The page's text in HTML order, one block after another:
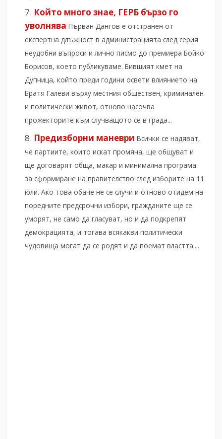
Който много знае, ГЕРБ бързо го
уволнява Първан Дангов е отстранен от
експертна длъжност в администрацията след серия
неудобни въпроси и лично писмо до премиера Бойко
Борисов, което публикуваме. Бившият кмет на
Дупница, който преди години освети влиянието на
Братя Галеви върху местния обществен, криминален
и политически живот, отново насочва
прожекторите към случващото се в града...
Предизборни маневри Всички се надяват,
че партиите, които искат промяна, ще общуват и
ще договарят обща, макар и минимална програма
за сформиране на правителство след изборите на 11
юли. Ако това обаче не се случи и отново отидем на
поредните предсрочни избори, гражданите ще се
уморят, не само да гласуват, но и да подкрепят
демокрацията, и тогава всякакви политически
чудовища могат да се родят и да поемат властта....